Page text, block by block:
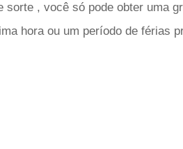
sorte , você só pode obter uma
hora ou um período de férias